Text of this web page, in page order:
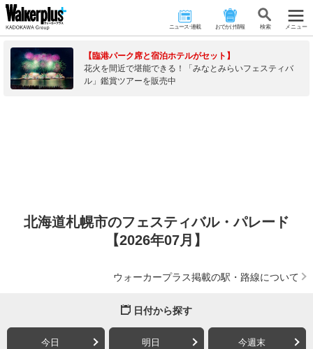
ニュース･連載 おでかけ情報 検 索 メニュー
【臨港パーク席と宿泊ホテルがセット】
花火を間近で堪能できる！「みなとみらいフェスティバ
ル」鑑賞ツアーを販売中
北海道札幌市のフェスティバル・パレード
【2026年07月】
ウォーカープラス掲載の駅・路線について
日付から探す
今日 明日 今週末